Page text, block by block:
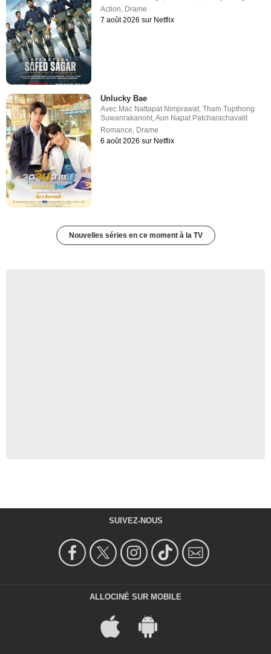
Action Drame
7 août 2026 sur Netflix
Unlucky Bae
Avec Mac Nattapat Nimjirawat,Tham Tupthong
Suwanrakanont,Aun Napat Patcharachavalit
Romance, Drame
6 août 2026 sur Netflix
Nouvelles séries en ce moment à la TV
SUIVEZ-NOUS
ALLOCINÉ SUR MOBILE